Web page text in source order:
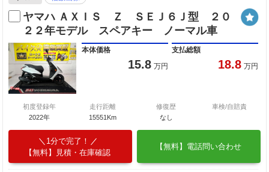
ヤマハ ＡＸＩＳ Ｚ ＳＥＪ６Ｊ型 ２０
２２年モデル スペアキー ノーマル車
本体価格
15.8 万円
支払総額
18.8 万円
初度登録年
2022年
走行距離
15551Km
修復歴
なし
車検/自賠責
1分で完了！
【無料】見積・在庫確認
【無料】電話問い合わせ